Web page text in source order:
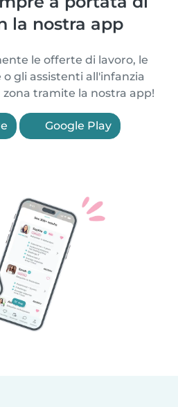
la nostra app
le offerte di lavoro, le
gli assistenti all'infanzia
tramite la nostra app!
Google Play